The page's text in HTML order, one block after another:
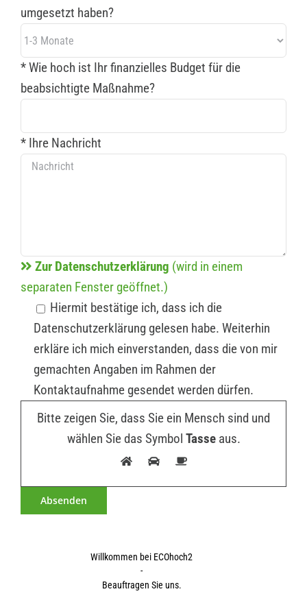
umgesetzt haben?
* Wie hoch ist Ihr finanzielles Budget für die
beabsichtigte Maßnahme?
* Ihre Nachricht
Zur Datenschutzerklärung (wird in einem
separaten Fenster geöffnet.)
Hiermit bestätige ich, dass ich die
Datenschutzerklärung gelesen habe. Weiterhin
erkläre ich mich einverstanden, dass die von mir
gemachten Angaben im Rahmen der
Kontaktaufnahme gesendet werden dürfen.
Bitte zeigen Sie, dass Sie ein Mensch sind und
wählen Sie das Symbol Tasseaus.
Willkommen bei ECOhoch2
-
Beauftragen Sie uns.